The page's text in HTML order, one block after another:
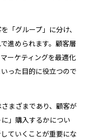
「グループ」に分け、
進められます。顧客層
ーケティングを最適化
った目的に役立つので
まざまであり、顧客が
」購入するかについ
ていくことが重要にな